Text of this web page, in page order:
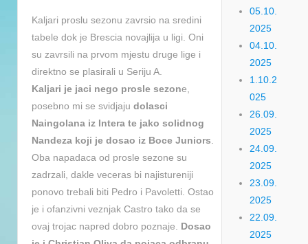
Kaljari proslu sezonu zavrsio na sredini
tabele dok je Brescia novajlija u ligi. Oni
su zavrsili na prvom mjestu druge lige i
direktno se plasirali u Seriju A.
Kaljari je jaci nego prosle sezone,
posebno mi se svidjaju dolasci
Naingolana iz Intera te jako solidnog
Nandeza koji je dosao iz Boce Juniors
Oba napadaca od prosle sezone su
zadrzali, dakle veceras bi najistureniji
ponovo trebali biti Pedro i Pavoletti. Ostao
je i ofanzivni veznjak Castro tako da se
ovaj trojac napred dobro poznaje. Dosao
05.10.
2025
04.10.
2025
1.10.2
025
26.09.
2025
24.09.
2025
23.09.
2025
22.09.
2025